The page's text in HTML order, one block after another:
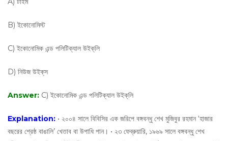
B) ইকোনোমিস্ট
C) ইকোনোমিক এন্ড পলিটিক্যাল উইক্‌লি
D) নিউজ উইক্‌স
Answer: C) ইকোনোমিক এন্ড পলিটিক্যাল উইক্‌লি
Explanation: • ২০০৪ সালে বিবিসির এক জরিপে বঙ্গবন্ধু শেখ মুজিবুর রহমান ‘হাজার
বছরের শ্রেষ্ঠ বাঙালি’ খেতাব বা উপাধি পান। • ২৩ ফেব্রুয়ারি, ১৯৬৯ সালে বঙ্গবন্ধু শেখ